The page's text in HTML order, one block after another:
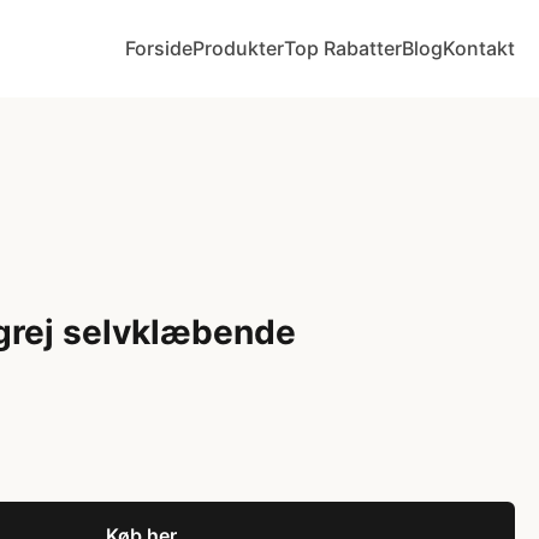
ForsideProdukterTop RabatterBlogKontakt
selvklæbende